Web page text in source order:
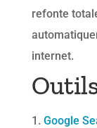
refonte
internet.
Google